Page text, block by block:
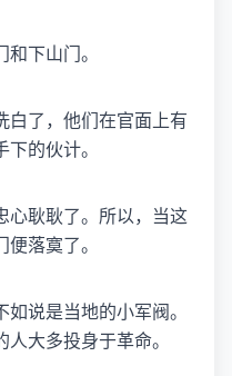
下山门。
白了，他们在官面上有
的伙计。
心耿耿了。所以，当这
落寞了。
说是当地的小军阀。
大多投身于革命。